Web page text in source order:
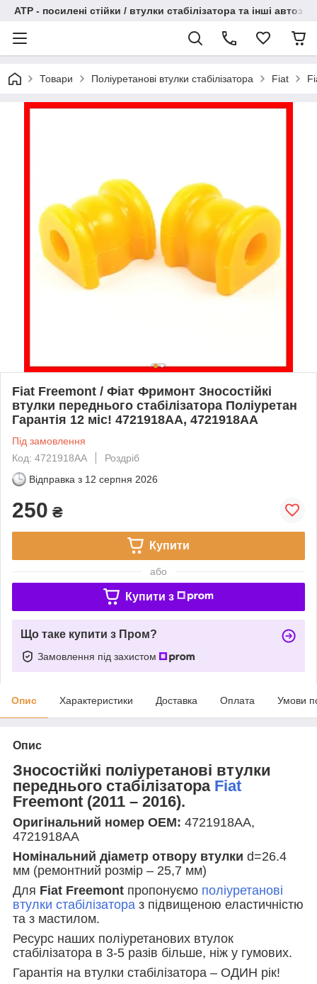
АТР - посилені стійки / втулки стабілізатора та інші
Товари Поліуретанові втулки стабілізатора Fiat
Fiat Freemont / Фіат Фримонт Зносостійкі
втулки переднього стабілізатора Поліуретан
Гарантія 12 міс! 4721918AA, 4721918AA
Під замовлення
Код: 4721918AA
Роздріб
Відправка з 12 серпня 2026
250 ₴
Купити
або
Купити з
Що таке купити з Пром?
Замовлення під захистом
Опис Характеристики Доставка Оплата Умови
Опис
Зносостійкі поліуретанові втулки
переднього стабілізатора Fiat
Freemont (2011 – 2016).
Оригінальний номер OEM: 4721918AA,
4721918AA
Номінальний діаметр отвору втулки d=26.4
мм (ремонтний розмір – 25,7 мм)
Для Fiat Freemont пропонуємо поліуретанові
втулки стабілізатора з підвищеною еластичністю
та з мастилом.
Ресурс наших поліуретанових втулок
стабілізатора в 3-5 разів більше, ніж у гумових.
Гарантія на втулки стабілізатора – ОДИН рік!